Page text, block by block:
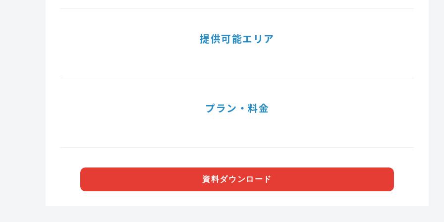
提供可能エリア
プラン・料金
資料ダウンロード